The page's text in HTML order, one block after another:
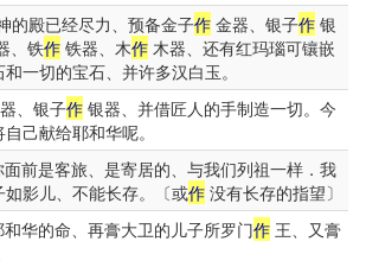
殿已经尽力、预备金子作 金器、银子作 银
、铁作铁器、木作木器、还有红玛瑙可镶嵌
一切的宝石、并许多汉白玉。
、银子作 银器、并借匠人的手制造一切。今
己献给耶和华呢。
前是客旅、是寄居的、与我们列祖一样．我
影儿、不能长存。〔或作没有长存的指望〕
华的命、再膏大卫的儿子所罗门作 王、又膏